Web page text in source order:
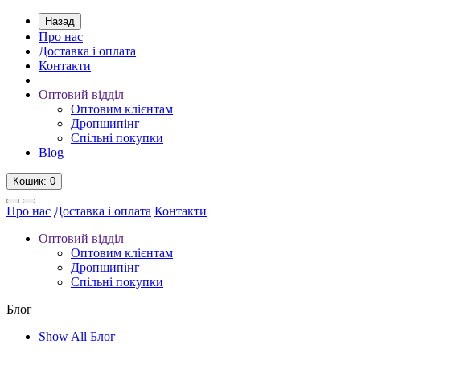
Назад
Про нас
Доставка і оплата
Контакти
Оптовий відділ
Оптовим клієнтам
Дропшипінг
Спільні покупки
Blog
Кошик: 0
Про нас Доставка і оплата Контакти
Оптовий відділ
Оптовим клієнтам
Дропшипінг
Спільні покупки
Блог
Show All Блог